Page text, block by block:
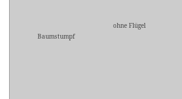
Baumstumpf
ohne Flügel